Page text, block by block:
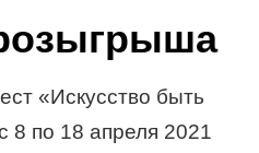
«Искусство быть
8 по 18 апреля 2021